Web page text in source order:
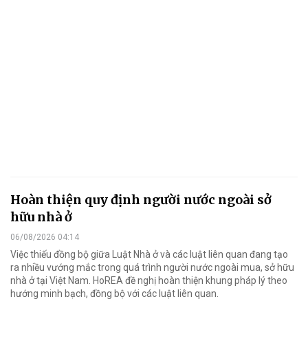
Hoàn thiện quy định người nước ngoài sở
hữu nhà ở
06/08/2026 04:14
Việc thiếu đồng bộ giữa Luật Nhà ở và các luật liên quan đang tạo
ra nhiều vướng mắc trong quá trình người nước ngoài mua, sở hữu
nhà ở tại Việt Nam. HoREA đề nghị hoàn thiện khung pháp lý theo
hướng minh bạch, đồng bộ với các luật liên quan.